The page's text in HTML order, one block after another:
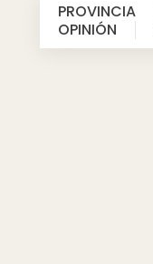
PROVINCIA
OPINIÓN